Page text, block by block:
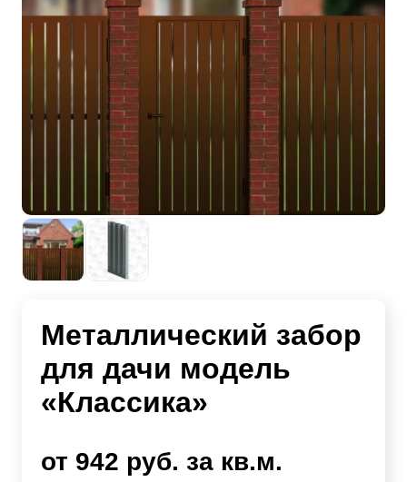
Металлический забор
для дачи модель
«Классика»
от 942 руб. за кв.м.